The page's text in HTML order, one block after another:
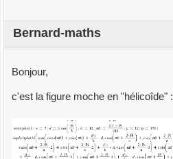
Bernard-maths
Bonjour,
c'est la figure moche en "hélicoîde" :